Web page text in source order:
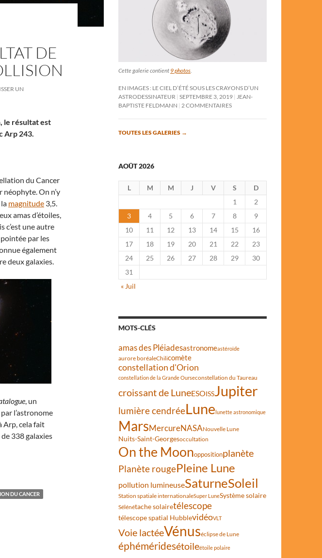
DE
UN
le résultat est
Arp 243.
du Cancer
néophyte. On n’y
magnitude 3,5.
amas d’étoiles,
c’est une autre
par les
également
deux galaxies.
, un
l’astronome
Arp, cela fait
338 galaxies
résultat de deux galaxies en collision
DU CANCER
Cette galerie contient 9 photos
EN IMAGES : LE CIEL D’ÉTÉ SOUS LES CRAYONS D’UN
ASTRODESSINATEUR SEPTEMBRE 3, 2019
JEAN-
BAPTISTE FELDMANN
2 COMMENTAIRES
TOUTES LES GALERIES →
AOÛT 2026
L M M J V S
D
1
2
3
4 5 6 7 8
9
10
11 12 13 14 15
16
17
18 19 20 21 22
23
24
25 26 27 28 29
30
31
« Juil
MOTS-CLÉS
amas des Pléiadesastronomeastéroïde
aurore boréaleChilicomète
constellation d'Orion
constellation de la Grande Ourseconstellation du Taureau
croissant de LuneESOISSJupiter
lumière cendréeLunelunette astronomique
MarsMercureNASANouvelle Lune
Nuits-Saint-Georgesoccultation
On the Moonoppositionplanète
Planète rougePleine Lune
pollution lumineuseSaturneSoleil
Station spatiale internationaleSuper LuneSystème solaire
Sélénétache solairetélescope
télescope spatial HubblevidéoVLT
Voie lactéeVénuséclipse de Lune
éphéméridesétoileétoile polaire